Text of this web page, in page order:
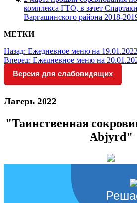
комплекса ГТО, в зачет
Варгашинского района 2018-
МЕТКИ
Назад: Ежедневное меню на
Вперед: Ежедневное меню на
Версия для слабовидящих
Лагерь 2022
"Таинственная
Abjyrd"